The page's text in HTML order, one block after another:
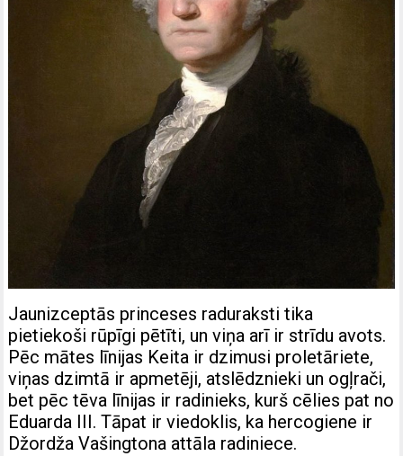
Jaunizceptās princeses raduraksti tika
pietiekoši rūpīgi pētīti, un viņa arī ir strīdu avots.
Pēc mātes līnijas Keita ir dzimusi proletāriete,
viņas dzimtā ir apmetēji, atslēdznieki un ogļrači,
bet pēc tēva līnijas ir radinieks, kurš cēlies pat no
Eduarda III. Tāpat ir viedoklis, ka hercogiene ir
Džordža Vašingtona attāla radiniece.